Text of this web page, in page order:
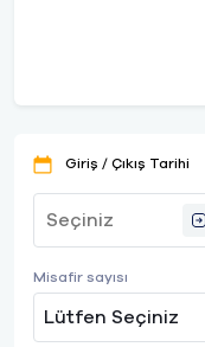
Giriş / Çıkış Tarihi
Misafir sayısı
Lütfen Seçiniz